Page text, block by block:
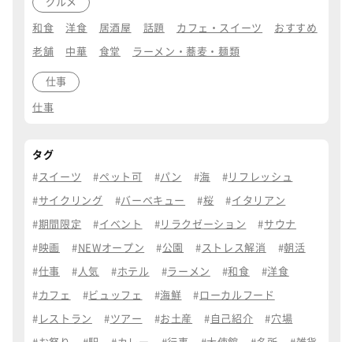
和食 洋食 居酒屋 話題 カフェ・スイーツ おすすめ
老舗 中華 食堂 ラーメン・蕎麦・麺類
仕事
仕事
タグ
スイーツ ペット可 パン 海 リフレッシュ
サイクリング バーベキュー 桜 イタリアン
期間限定 イベント リラクゼーション サウナ
映画 NEWオープン 公園 ストレス解消 朝活
仕事 人気 ホテル ラーメン 和食 洋食
カフェ ビュッフェ 海鮮 ローカルフード
レストラン ツアー お土産 自己紹介 穴場